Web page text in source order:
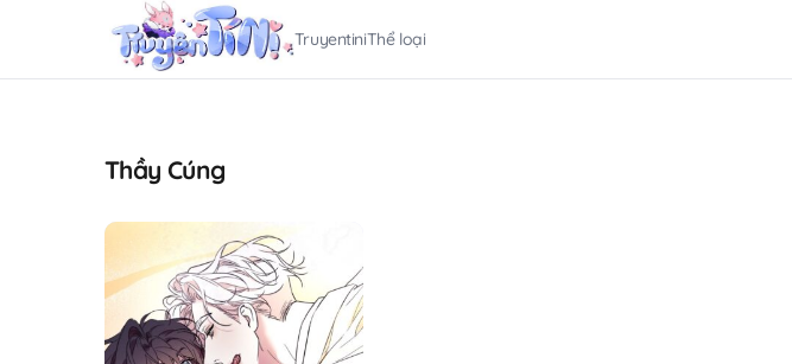
TruyentiniThể loại
Thầy Cúng